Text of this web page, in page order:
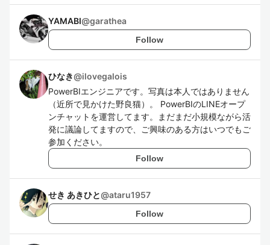
YAMABI@garathea
Follow
ひなき@ilovegalois
PowerBIエンジニアです。写真は本人ではありません
（近所で見かけた野良猫）。 PowerBIのLINEオープ
ンチャットを運営してます。まだまだ小規模ながら活
発に議論してますので、ご興味のある方はいつでもご
参加ください。
Follow
せき あきひと@ataru1957
Follow